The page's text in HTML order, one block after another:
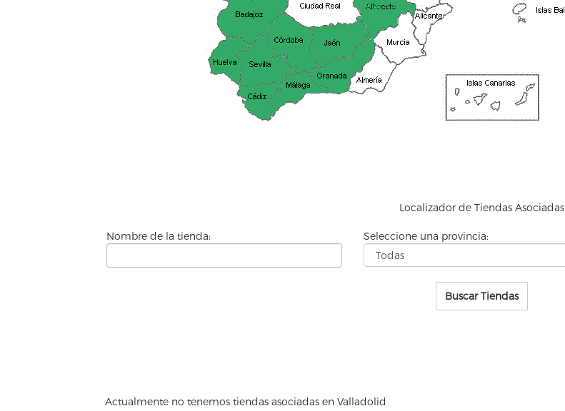
Localizador de Tiendas Asociadas
Nombre de la tienda: Seleccione una provincia:
Buscar Tiendas
Actualmente no tenemos tiendas asociadas en Valladolid